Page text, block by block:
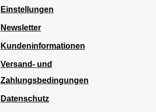
Einstellungen
Newsletter
Kundeninformationen
Versand- und
Zahlungsbedingungen
Datenschutz